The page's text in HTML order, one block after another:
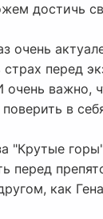
достичь
очень
перед
важно,
в
"Крутые
перед
как